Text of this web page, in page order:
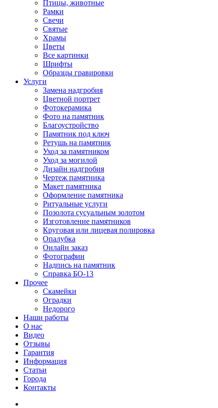
Птицы, животные
Рамки
Свечи
Святые
Храмы
Цветы
Все картинки
Шрифты
Образцы гравировки
Услуги
Замена надгробия
Цветной портрет
Фотокерамика
Фото на памятник
Благоустройство
Памятник под ключ
Ретушь на памятник
Уход за памятником
Уход за могилой
Дизайн надгробия
Чертеж памятника
Макет памятника
Оформление памятника
Ритуальные услуги
Позолота сусуальным золотом
Изготовление памятников
Круговая или лицевая полировка
Опалубка
Онлайн заказ
Фотографии
Надпись на памятник
Справка БО-13
Прочее
Скамейки
Оградки
Недорого
Наши работы
О нас
Видео
Отзывы
Гарантия
Информация
Статьи
Города
Контакты